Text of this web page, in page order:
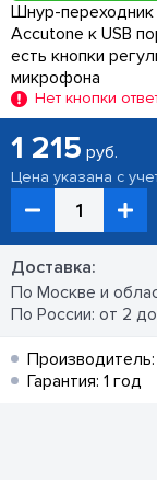
Шнур-переходник
Accutone к USB
есть кнопки
микрофона
Нет кнопки
1 215 руб.
Цена указана с
Доставка:
По Москве и
По России: от 2
Производитель:
Гарантия: 1 год